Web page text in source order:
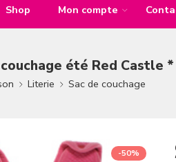
Shop Mon compte
été Red Castle *
Literie Sac de couchage
-50%